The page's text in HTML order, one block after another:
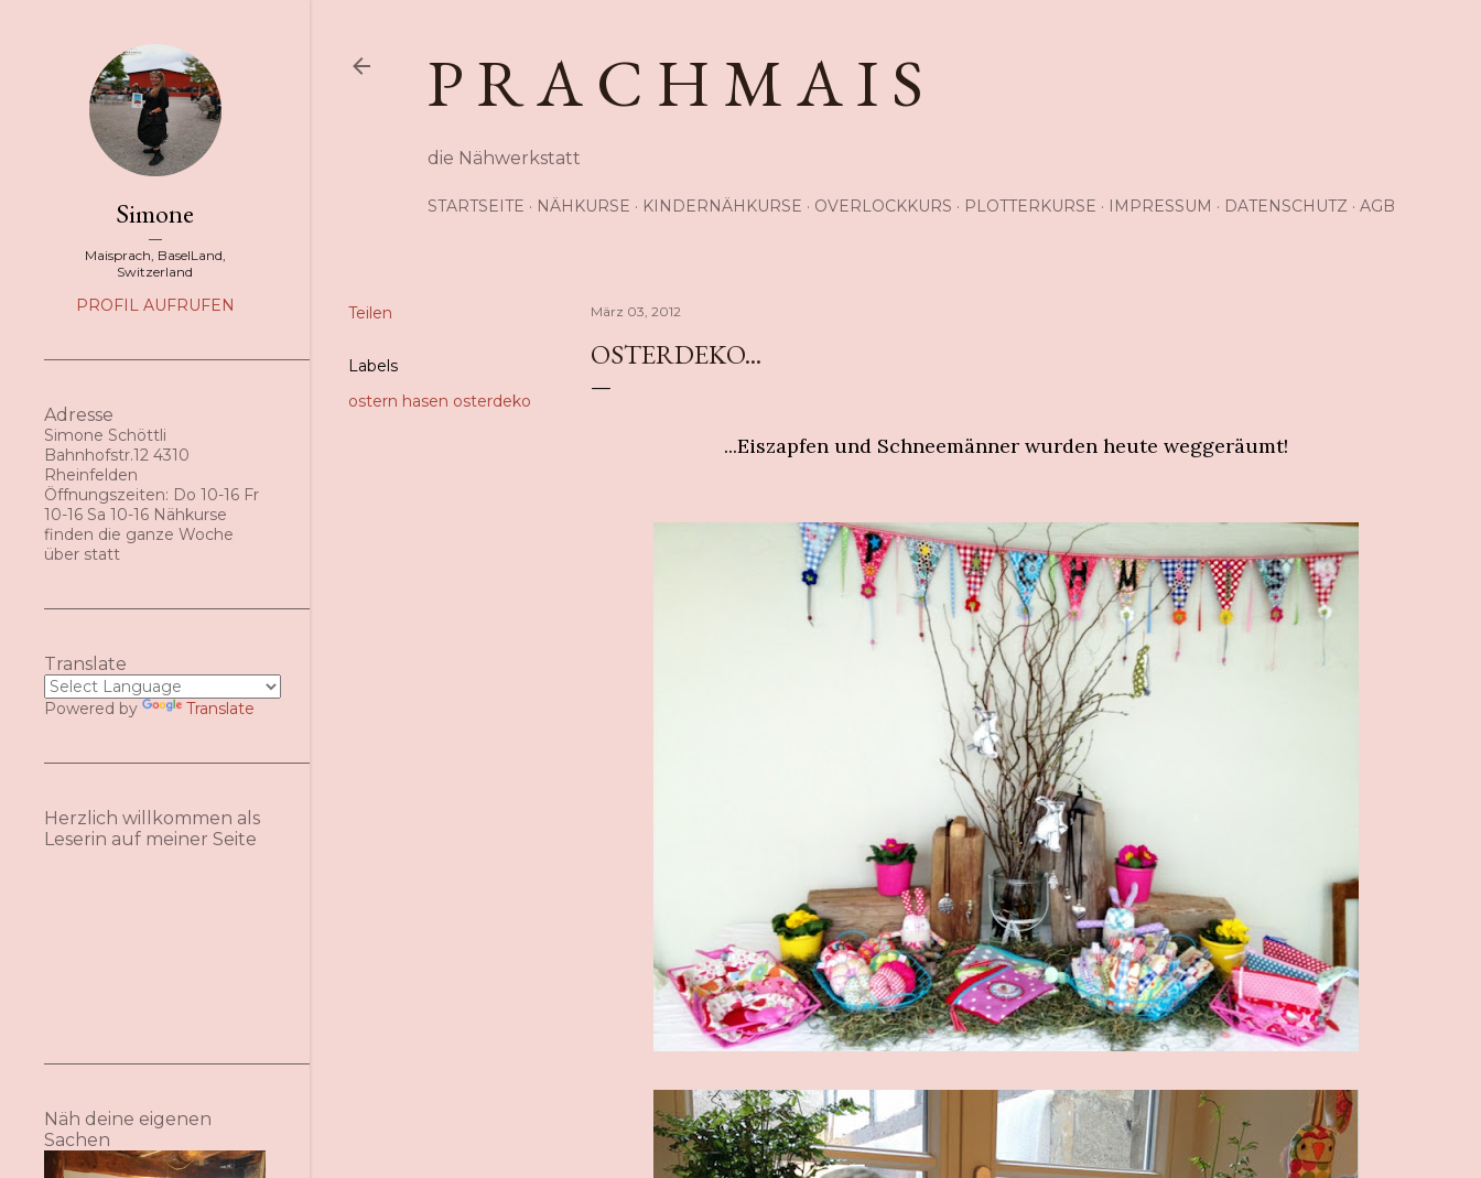
P R A C H M A I S
die Nähwerkstatt
STARTSEITE NÄHKURSE KINDERNÄHKURSE OVERLOCKKURS PLOTTERKURSE IMPRESSUM DATENSCHUTZ AGB
Teilen
Labels
ostern hasen osterdeko
März 03, 2012
OSTERDEKO...
...Eiszapfen und Schneemänner wurden heute weggeräumt!
Simone
Maisprach, BaselLand,
Switzerland
PROFIL AUFRUFEN
Adresse
Simone Schöttli
Bahnhofstr.12 4310
Rheinfelden
Öffnungszeiten: Do 10-16 Fr
10-16 Sa 10-16 Nähkurse
finden die ganze Woche
über statt
Translate
Powered by Translate
Herzlich willkommen als
Leserin auf meiner Seite
Näh deine eigenen
Sachen